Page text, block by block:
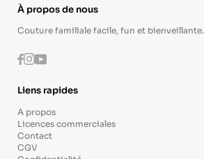
À propos de nous
Couture familiale facile, fun et bienveillante.
Facebook
Instagram
Youtube
Liens rapides
A propos
Licences commerciales
Contact
CGV